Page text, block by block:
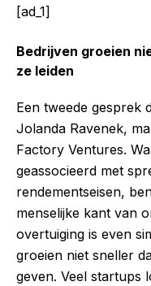
[ad_1]
Bedrijven groeien
ze leiden
Een tweede gesprek
Jolanda Ravenek,
Factory Ventures.
geassocieerd met
rendementseisen,
menselijke kant van
overtuiging is even
groeien niet sneller
geven. Veel startups